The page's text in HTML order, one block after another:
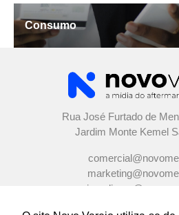
Consumo
Rua José Furtado de
Jardim Monte Kemel